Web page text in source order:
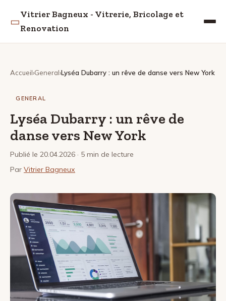
▭
Vitrier Bagneux - Vitrerie, Bricolage et
Renovation
Accueil General Lyséa Dubarry : un rêve de danse vers New York
GENERAL
Lyséa Dubarry : un rêve de
danse vers New York
Publié le 20.04.2026 · 5 min de lecture
Par Vitrier Bagneux